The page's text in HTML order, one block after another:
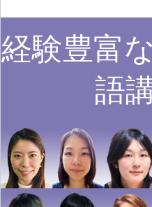
経験豊富
語